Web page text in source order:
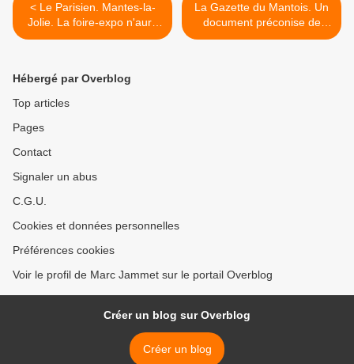
< Le Parisien. Mantes-la-
Jolie. La foire-expo n'aura
pas lieu
La Gazette du Mantois. Un
document préconise de
supprimer des Intercités >
Hébergé par Overblog
Top articles
Pages
Contact
Signaler un abus
C.G.U.
Cookies et données personnelles
Préférences cookies
Voir le profil de Marc Jammet sur le portail Overblog
Créer un blog sur Overblog
Créer un blog